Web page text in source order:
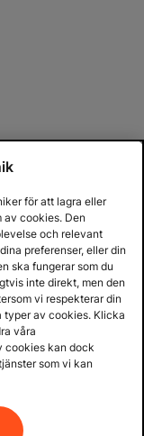
för att lagra eller
av cookies. Den
och relevant
preferenser, eller din
ska fungerar som du
inte direkt, men den
vi respekterar din
av cookies. Klicka
våra
cookies kan dock
som vi kan